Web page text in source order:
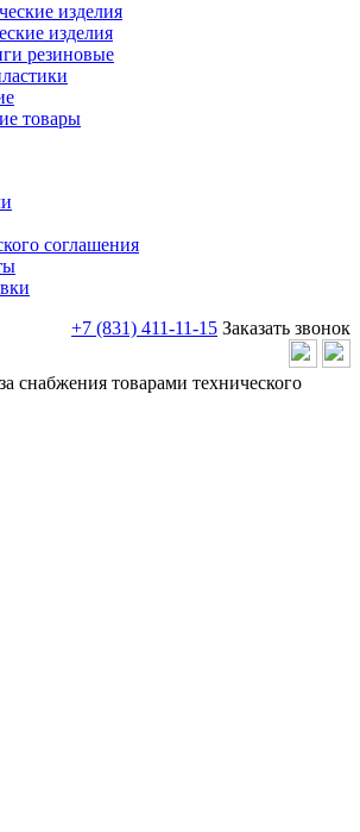
изделия
изделия
резиновые
товары
соглашения
+7 (831) 411-11-15 Заказать звонок
товарами технического